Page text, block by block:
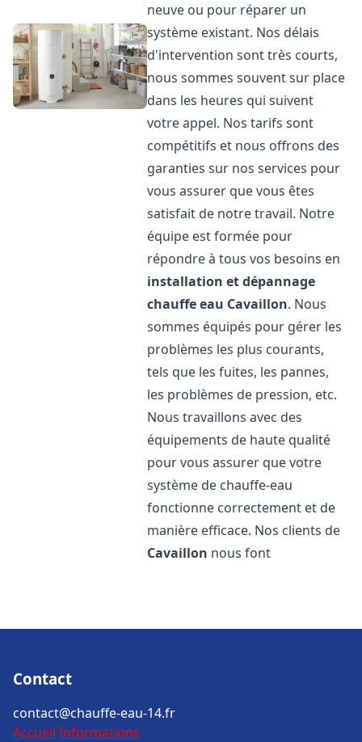
neuve ou pour réparer un
système existant. Nos délais
d'intervention sont très courts,
nous sommes souvent sur place
dans les heures qui suivent
votre appel. Nos tarifs sont
compétitifs et nous offrons des
garanties sur nos services pour
vous assurer que vous êtes
satisfait de notre travail. Notre
équipe est formée pour
répondre à tous vos besoins en
installation et dépannage
chauffe eau Cavaillon. Nous
sommes équipés pour gérer les
problèmes les plus courants,
tels que les fuites, les pannes,
les problèmes de pression, etc.
Nous travaillons avec des
équipements de haute qualité
pour vous assurer que votre
système de chauffe-eau
fonctionne correctement et de
manière efficace. Nos clients de
Cavaillon nous font
Contact
contact@chauffe-eau-14.fr
Accueil Informations